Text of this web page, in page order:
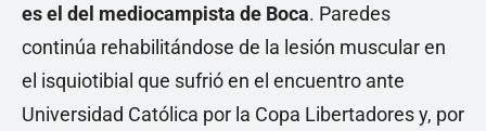
es el del mediocampista de Boca. Paredes
continúa rehabilitándose de la lesión muscular en
el isquiotibial que sufrió en el encuentro ante
Universidad Católica por la Copa Libertadores y, por